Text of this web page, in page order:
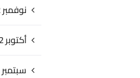
نوفمبر 2022
أكتوبر 2022
سبتمبر 2022